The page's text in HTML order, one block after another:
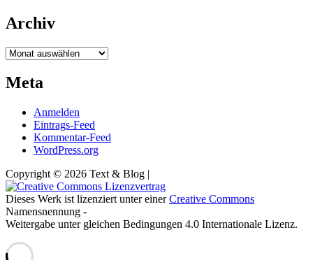
Archiv
Archiv
Meta
Anmelden
Eintrags-Feed
Kommentar-Feed
WordPress.org
Copyright © 2026 Text & Blog |
Dieses Werk ist lizenziert unter einerCreative Commons
Namensnennung -
Weitergabe unter gleichen Bedingungen 4.0 Internationale Lizenz.